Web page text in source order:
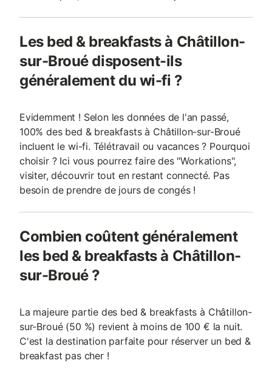
Les bed & breakfasts à Châtillon-
sur-Broué disposent-ils
généralement du wi-fi ?
Evidemment ! Selon les données de l'an passé,
100% des bed & breakfasts à Châtillon-sur-Broué
incluent le wi-fi. Télétravail ou vacances ? Pourquoi
choisir ? Ici vous pourrez faire des "Workations",
visiter, découvrir tout en restant connecté. Pas
besoin de prendre de jours de congés !
Combien coûtent généralement
les bed & breakfasts à Châtillon-
sur-Broué ?
La majeure partie des bed & breakfasts à Châtillon-
sur-Broué (50 %) revient à moins de 100 € la nuit.
C'est la destination parfaite pour réserver un bed &
breakfast pas cher !